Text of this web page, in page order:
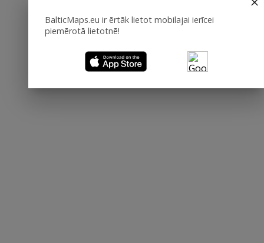
BalticMaps.eu ir ērtāk lietot mobilajai ierīcei
piemērotā lietotnē!